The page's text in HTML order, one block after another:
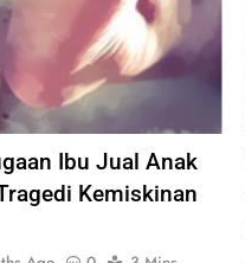
Ibu Jual Anak
Kemiskinan